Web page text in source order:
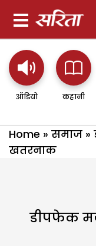
ऑडियो कहानी
Home » समाज »
खतरनाक
डीपफेक